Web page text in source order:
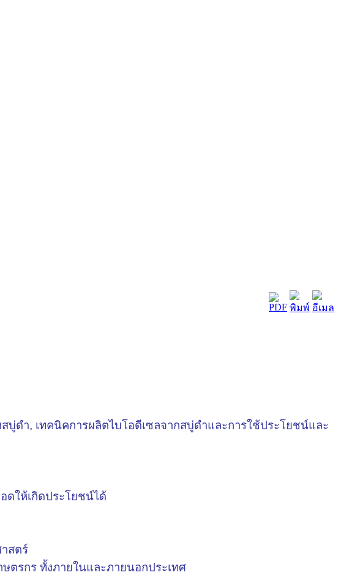
บู่ดำ, เทคนิคการผลิตไบโอดีเซลจากสบู่ดำและการใช้ประโยชน์และ
ให้เกิดประโยชน์ได้
สตร์
ตรกร ทั้งภายในและภายนอกประเทศ